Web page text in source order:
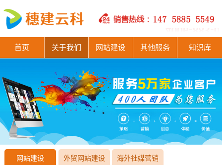
首页 关于我们 网站建设 其他服务 知识库
网站建设 外贸网站建设 海外社媒营销